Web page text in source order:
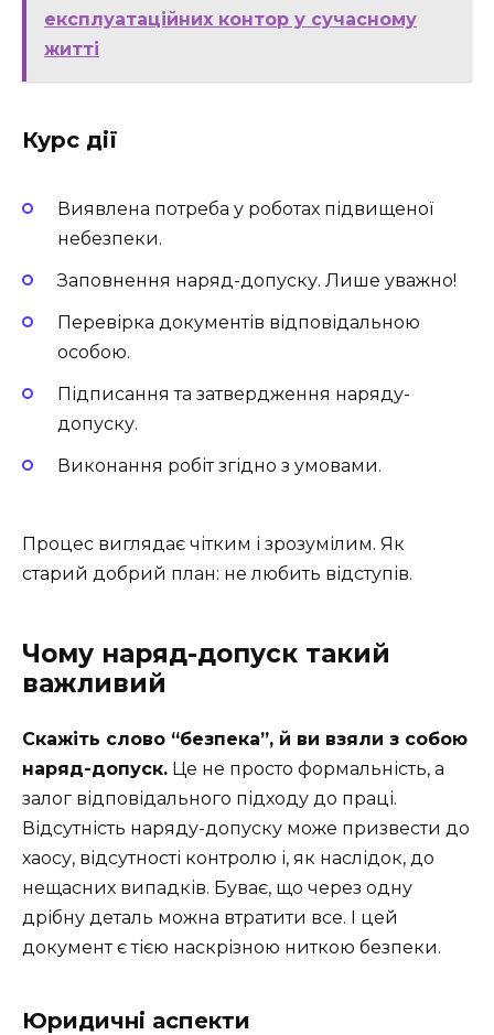
експлуатаційних контор у сучасному
житті
Курс дії
Виявлена потреба у роботах підвищеної
небезпеки.
Заповнення наряд-допуску. Лише уважно!
Перевірка документів відповідальною
особою.
Підписання та затвердження наряду-
допуску.
Виконання робіт згідно з умовами.
Процес виглядає чітким і зрозумілим. Як
старий добрий план: не любить відступів.
Чому наряд-допуск такий
важливий
Скажіть слово “безпека”, й ви взяли з собою
наряд-допуск. Це не просто формальність, а
залог відповідального підходу до праці.
Відсутність наряду-допуску може призвести до
хаосу, відсутності контролю і, як наслідок, до
нещасних випадків. Буває, що через одну
дрібну деталь можна втратити все. І цей
документ є тією наскрізною ниткою безпеки.
Юридичні аспекти